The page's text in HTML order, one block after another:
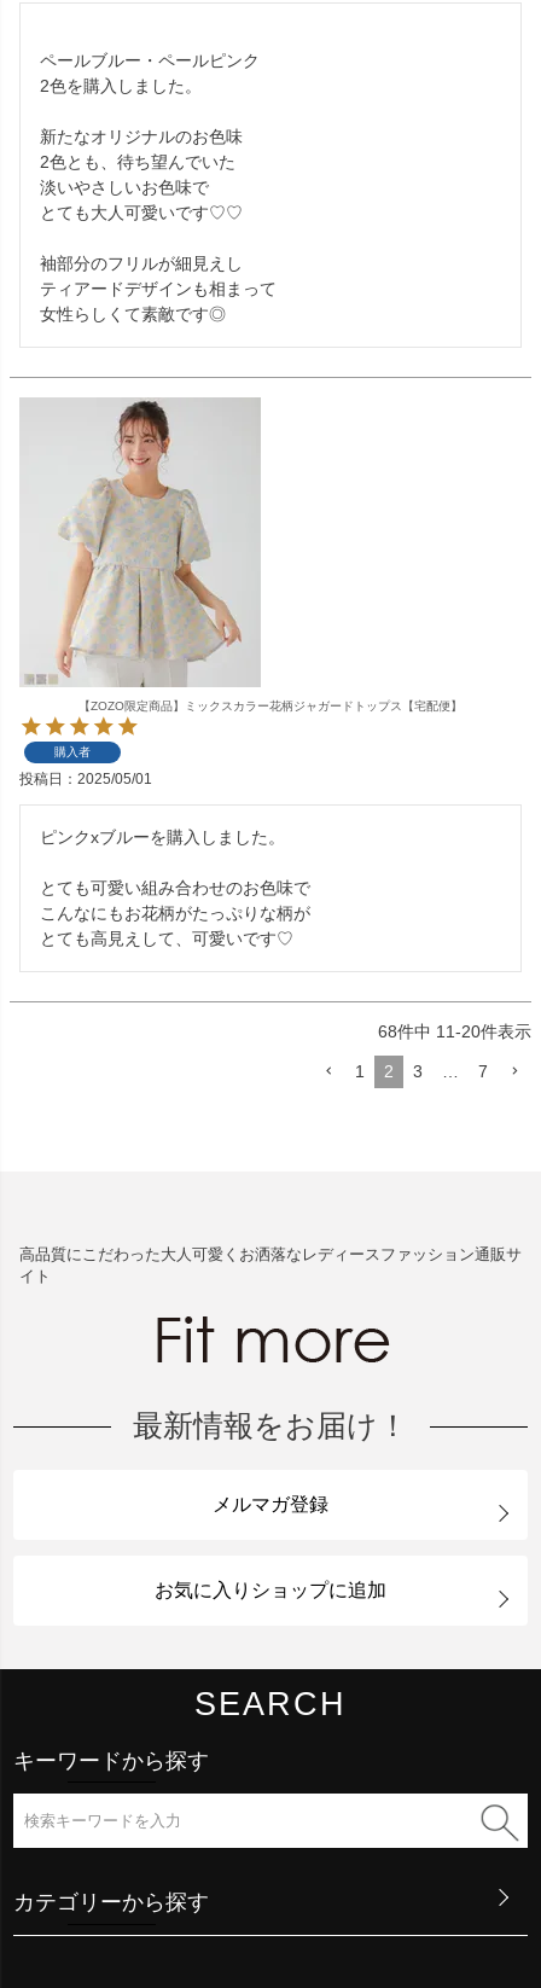
ペールブルー・ペールピンク
2色を購入しました。
新たなオリジナルのお色味
2色とも、待ち望んでいた
淡いやさしいお色味で
とても大人可愛いです♡♡
袖部分のフリルが細見えし
ティアードデザインも相まって
女性らしくて素敵です◎
【ZOZO限定商品】ミックスカラー花柄ジャガードトップス【宅配便】
購入者
投稿日 2025/05/01
ピンクxブルーを購入しました。
とても可愛い組み合わせのお色味で
こんなにもお花柄がたっぷりな柄が
とても高見えして、可愛いです♡
68件中 11-20件表示
1 2 3 7
高品質にこだわった大人可愛くお洒落なレディースファッション通販サ
イト
最新情報をお届け！
メルマガ登録
お気に入りショップに追加
SEARCH
キーワードから探す
カテゴリーから探す